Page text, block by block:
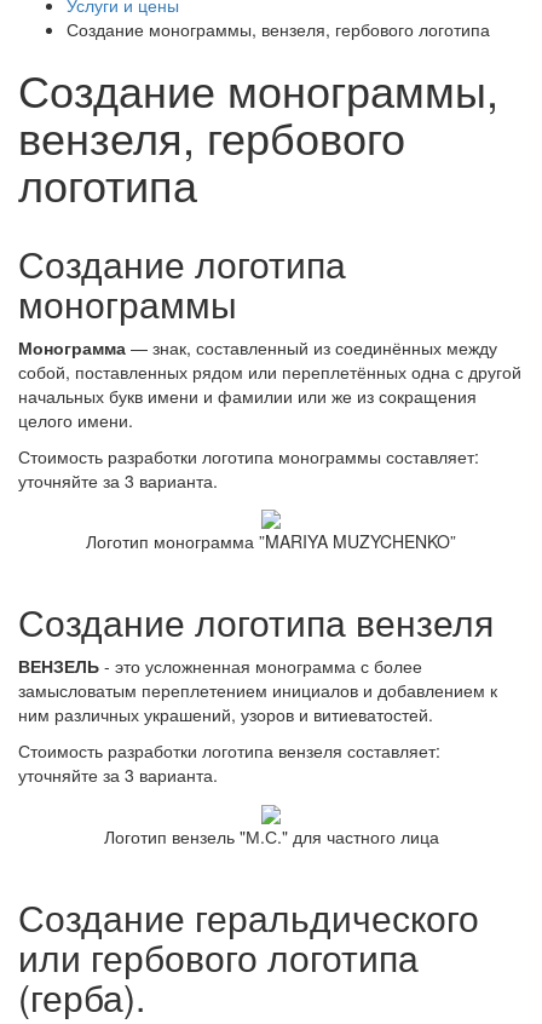
Услуги и цены
Создание монограммы, вензеля, гербового логотипа
Создание монограммы,
вензеля, гербового
логотипа
Создание логотипа
монограммы
Монограмма — знак, составленный из соединённых между
собой, поставленных рядом или переплетённых одна с другой
начальных букв имени и фамилии или же из сокращения
целого имени.
Стоимость разработки логотипа монограммы составляет:
уточняйте за 3 варианта.
Логотип монограмма ”MARIYA MUZYCHENKO”
Создание логотипа вензеля
ВЕНЗЕЛЬ - это усложненная монограмма с более
замысловатым переплетением инициалов и добавлением к
ним различных украшений, узоров и витиеватостей.
Стоимость разработки логотипа вензеля составляет:
уточняйте за 3 варианта.
Логотип вензель "М.С." для частного лица
Создание геральдического
или гербового логотипа
(герба).